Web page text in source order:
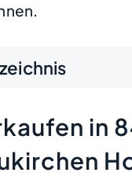
in